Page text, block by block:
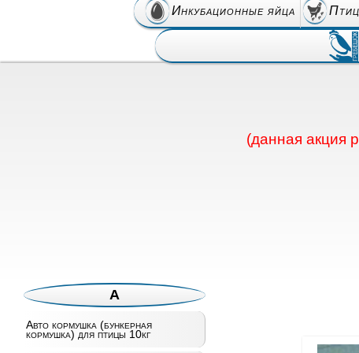
Инкубационные яйца
(данная акция
А
Авто кормушка (бункерная
кормушка) для птицы 10кг